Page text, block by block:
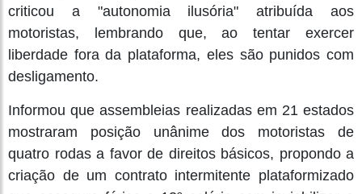
criticou a "autonomia ilusória" atribuída aos
motoristas, lembrando que, ao tentar exercer
liberdade fora da plataforma, eles são punidos com
desligamento.
Informou que assembleias realizadas em 21 estados
mostraram posição unânime dos motoristas de
quatro rodas a favor de direitos básicos, propondo a
criação de um contrato intermitente plataformizado